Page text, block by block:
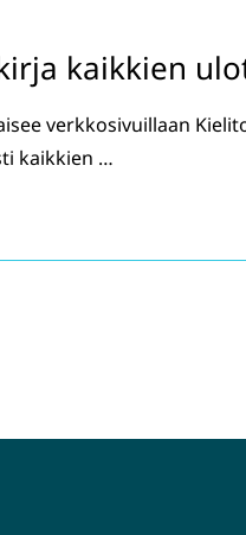
kaikkien
verkkosivuillaan
kaikkien …